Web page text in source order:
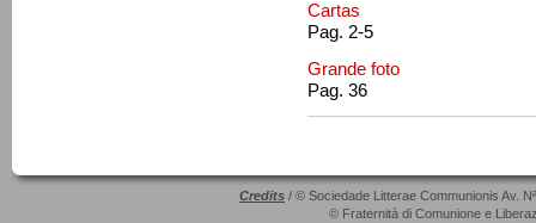
Cartas
Pag. 2-5
Grande foto
Pag. 36
Credits / © Sociedade Litterae Communionis Av.
© Fraternità di Comunione e